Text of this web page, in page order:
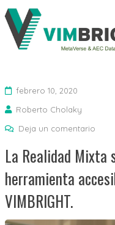
febrero 10, 2020
Roberto Cholaky
Deja un comentario
La Realidad Mixta
herramienta
VIMBRIGHT.